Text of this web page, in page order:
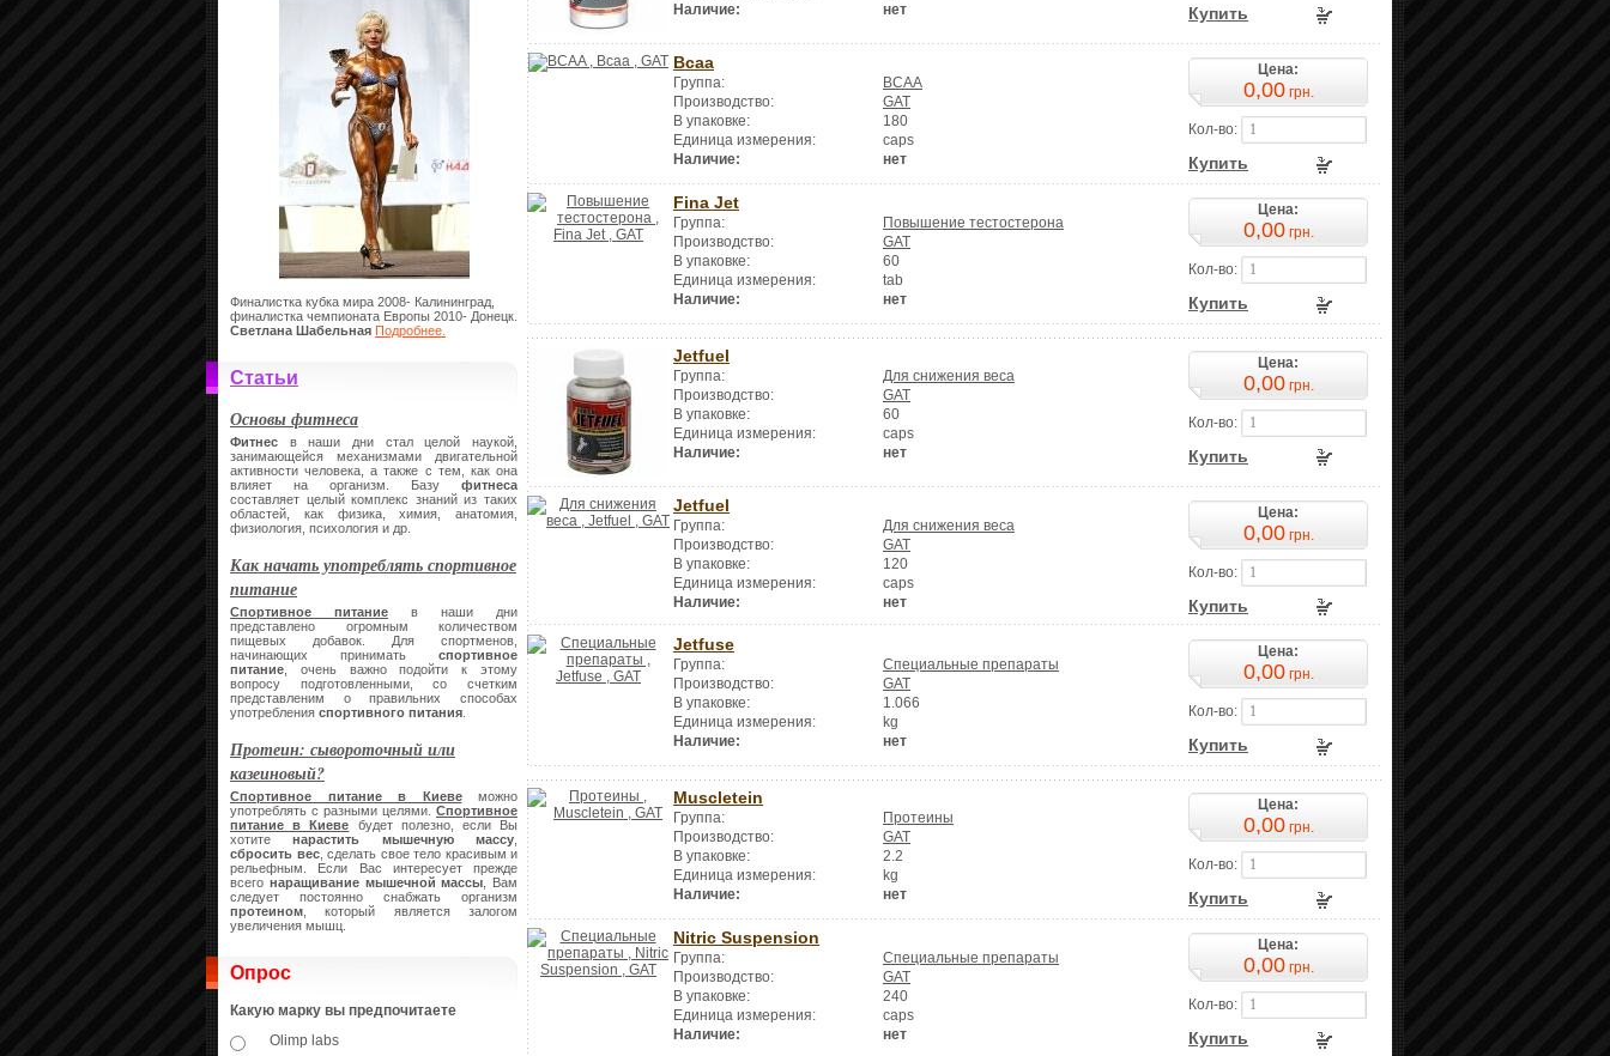
Финалистка кубка мира 2008- Калининград,
финалистка чемпионата Европы 2010- Донецк.
Светлана Шабельная Подробнее.
Статьи
Основы фитнеса
Фитнес в наши дни стал целой наукой,
занимающейся механизмами двигательной
активности человека, а также с тем, как она
влияет на организм. Базу фитнеса
составляет целый комплекс знаний из таких
областей, как физика, химия, анатомия,
физиология, психология и др.
Как начать употреблять спортивное
питание
Спортивное питание в наши дни
представлено огромным количеством
пищевых добавок. Для спортменов,
начинающих принимать спортивное
питание , очень важно подойти к этому
вопросу подготовленными, со счетким
представленим о правильних способах
употребления спортивного питания
Протеин: сывороточный или
казеиновый?
Спортивное питание в Киевеможно
употреблять с разными целями. Спортивное
питание в Киеве будет полезно, если Вы
хотитенарастить мышечную массу
сбросить вес, сделать свое тело красивым и
рельефным. Если Вас интересует прежде
всего наращивание мышечной массы , Вам
следует постоянно снабжать организм
протеином , который является залогом
увеличения мышц.
Опрос
Какую марку вы предпочитаете
Olimp labs
Наличие:
нет Купить
Bcaa
Группа:
BCAA
Производство:
GAT
В упаковке:
180
Единица измерения:
caps
Наличие:
нет
Цена:
0,00грн.
Кол-во:
Купить
Fina Jet
Группа:
Повышение тестостерона
Производство:
GAT
В упаковке:
60
Единица измерения:
tab
Наличие:
нет
Цена:
0,00грн.
Кол-во:
Купить
Jetfuel
Группа:
Для снижения веса
Производство:
GAT
В упаковке:
60
Единица измерения:
caps
Наличие:
нет
Цена:
0,00грн.
Кол-во:
Купить
Jetfuel
Группа:
Для снижения веса
Производство:
GAT
В упаковке:
120
Единица измерения:
caps
Наличие:
нет
Цена:
0,00грн.
Кол-во:
Купить
Jetfuse
Группа:
Специальные препараты
Производство:
GAT
В упаковке:
1.066
Единица измерения:
kg
Наличие:
нет
Цена:
0,00грн.
Кол-во:
Купить
Muscletein
Группа:
Протеины
Производство:
GAT
В упаковке:
2.2
Единица измерения:
kg
Наличие:
нет
Цена:
0,00грн.
Кол-во:
Купить
Nitric Suspension
Группа:
Специальные препараты
Производство:
GAT
В упаковке:
240
Единица измерения:
caps
Наличие:
нет
Цена:
0,00грн.
Кол-во:
Купить